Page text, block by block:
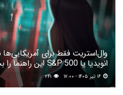
وال‌استریت فقط برای
انویدیا یا S&P 500 این راهنما را بخوانید
۲۴۱